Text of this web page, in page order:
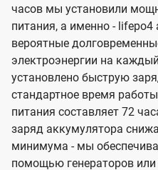
часов мы установили
питания, а именно -
вероятные
электроэнергии на
установлено быструю
стандартное время
питания составляет 72
заряд аккумулятора
минимума - мы
помощью генераторов